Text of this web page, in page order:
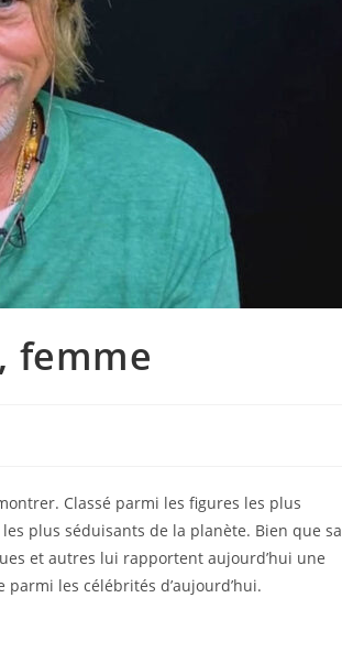
femme
Classé parmi les figures les plus
plus séduisants de la planète. Bien que sa
et autres lui rapportent aujourd’hui une
les célébrités d’aujourd’hui.